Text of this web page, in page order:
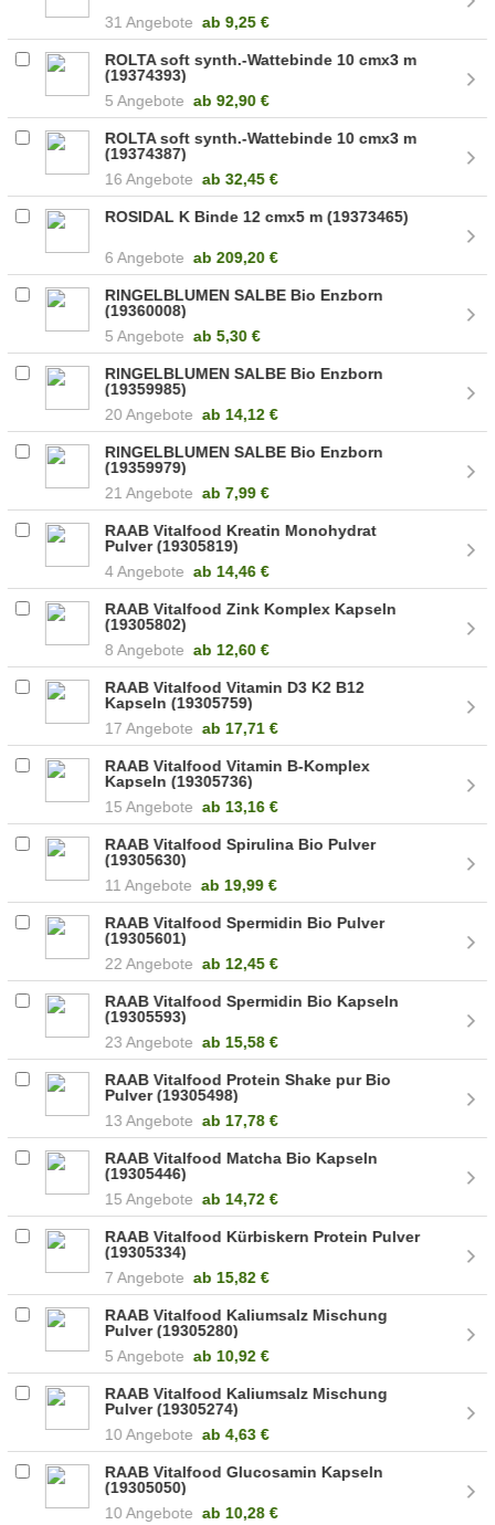
31 Angebote ab 9,25 €
ROLTA soft synth.-Wattebinde 10 cmx3 m
(19374393)
5 Angebote ab 92,90 €
ROLTA soft synth.-Wattebinde 10 cmx3 m
(19374387)
16 Angebote ab 32,45 €
ROSIDAL K Binde 12 cmx5 m (19373465)
6 Angebote ab 209,20 €
RINGELBLUMEN SALBE Bio Enzborn
(19360008)
5 Angebote ab 5,30 €
RINGELBLUMEN SALBE Bio Enzborn
(19359985)
20 Angebote ab 14,12 €
RINGELBLUMEN SALBE Bio Enzborn
(19359979)
21 Angebote ab 7,99 €
RAAB Vitalfood Kreatin Monohydrat
Pulver (19305819)
4 Angebote ab 14,46 €
RAAB Vitalfood Zink Komplex Kapseln
(19305802)
8 Angebote ab 12,60 €
RAAB Vitalfood Vitamin D3 K2 B12
Kapseln (19305759)
17 Angebote ab 17,71 €
RAAB Vitalfood Vitamin B-Komplex
Kapseln (19305736)
15 Angebote ab 13,16 €
RAAB Vitalfood Spirulina Bio Pulver
(19305630)
11 Angebote ab 19,99 €
RAAB Vitalfood Spermidin Bio Pulver
(19305601)
22 Angebote ab 12,45 €
RAAB Vitalfood Spermidin Bio Kapseln
(19305593)
23 Angebote ab 15,58 €
RAAB Vitalfood Protein Shake pur Bio
Pulver (19305498)
13 Angebote ab 17,78 €
RAAB Vitalfood Matcha Bio Kapseln
(19305446)
15 Angebote ab 14,72 €
RAAB Vitalfood Kürbiskern Protein Pulver
(19305334)
7 Angebote ab 15,82 €
RAAB Vitalfood Kaliumsalz Mischung
Pulver (19305280)
5 Angebote ab 10,92 €
RAAB Vitalfood Kaliumsalz Mischung
Pulver (19305274)
10 Angebote ab4,63 €
RAAB Vitalfood Glucosamin Kapseln
(19305050)
10 Angebote ab 10,28 €